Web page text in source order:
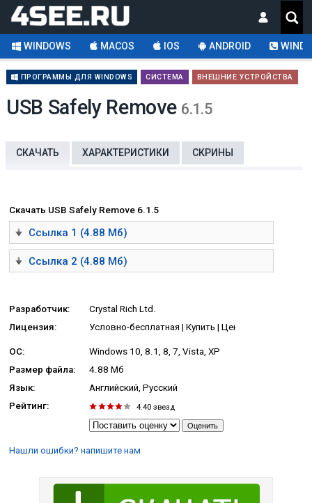
WINDOWS MACOS IOS ANDROID
ПРОГРАММЫ ДЛЯ WINDOWS СИСТЕМА ВНЕШНИЕ УСТРОЙСТВА
USB Safely Remove 6.1.5
СКАЧАТЬ ХАРАКТЕРИСТИКИ СКРИНЫ
Скачать USB Safely Remove 6.1.5
Ссылка 1 (4.88 Мб)
Ссылка 2 (4.88 Мб)
Разработчик:
Crystal Rich Ltd.
Лицензия:
Условно-бесплатная | Купить | Цена: 299 руб.
ОС:
Windows 10, 8.1, 8, 7, Vista, XP
Размер файла:
4.88 Мб
Язык:
Английский, Русский
Рейтинг:
4.40 звезд
Нашли ошибки? напишите нам